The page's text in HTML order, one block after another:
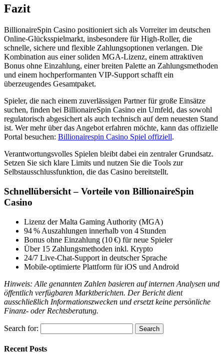
Fazit
BillionaireSpin Casino positioniert sich als Vorreiter im deutschen
Online‑Glücksspielmarkt, insbesondere für High‑Roller, die
schnelle, sichere und flexible Zahlungsoptionen verlangen. Die
Kombination aus einer soliden MGA‑Lizenz, einem attraktiven
Bonus ohne Einzahlung, einer breiten Palette an Zahlungsmethoden
und einem hochperformanten VIP‑Support schafft ein
überzeugendes Gesamtpaket.
Spieler, die nach einem zuverlässigen Partner für große Einsätze
suchen, finden bei BillionaireSpin Casino ein Umfeld, das sowohl
regulatorisch abgesichert als auch technisch auf dem neuesten Stand
ist. Wer mehr über das Angebot erfahren möchte, kann das offizielle
Portal besuchen: Billionairespin Casino Spiel offiziell.
Verantwortungsvolles Spielen bleibt dabei ein zentraler Grundsatz.
Setzen Sie sich klare Limits und nutzen Sie die Tools zur
Selbstausschlussfunktion, die das Casino bereitstellt.
Schnellübersicht – Vorteile von BillionaireSpin
Casino
Lizenz der Malta Gaming Authority (MGA)
94 % Auszahlungen innerhalb von 4 Stunden
Bonus ohne Einzahlung (10 €) für neue Spieler
Über 15 Zahlungsmethoden inkl. Krypto
24/7 Live‑Chat‑Support in deutscher Sprache
Mobile‑optimierte Plattform für iOS und Android
Hinweis: Alle genannten Zahlen basieren auf internen Analysen und
öffentlich verfügbaren Marktberichten. Der Bericht dient
ausschließlich Informationszwecken und ersetzt keine persönliche
Finanz- oder Rechtsberatung.
Search for:
Recent Posts